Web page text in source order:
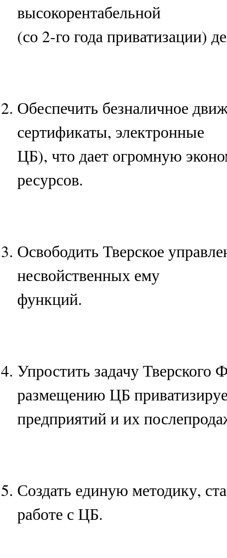
высокорентабельной
(со 2-го года приватизации)
Обеспечить безналичное
сертификаты, электронные
ЦБ), что дает огромную
ресурсов.
Освободить Тверское
несвойственных ему
функций.
Упростить задачу Тверского
размещению ЦБ
предприятий и их
Создать единую методику,
работе с ЦБ.